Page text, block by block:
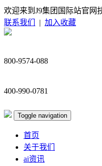
欢迎来到J9集团国际站官网
联系我们
| 加入收藏
800-9574-088
400-990-0781
Toggle navigation
首页
关于我们
ai资讯